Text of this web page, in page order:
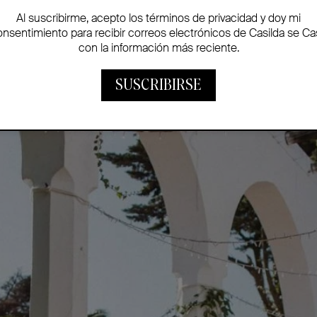
recibir, y querían algo que fuera tal cual, con
y buena música.
Al suscribirme, acepto los términos de privacidad y doy mi
para recibir correos electrónicos de Casilda se
con la información más reciente.
SUSCRIBIRSE